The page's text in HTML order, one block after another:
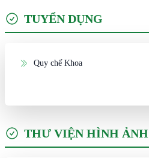
TUYỂN DỤNG
Quy chế Khoa
THƯ VIỆN HÌNH ẢNH